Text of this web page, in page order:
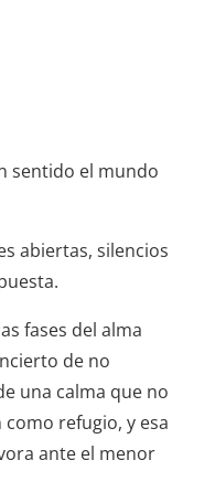
sentido el mundo
abiertas, silencios
fases del alma
de no
una calma que no
refugio, y esa
ante el menor